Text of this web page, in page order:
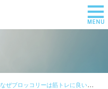
なぜブロッコリーは筋トレに良いのか？